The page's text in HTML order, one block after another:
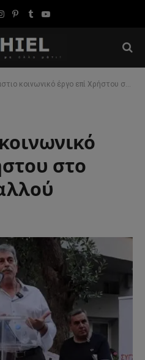
Instagram
Pinterest
TumblrYouTube
κοινωνικό έργο επί Χρήστου στο δήμο Κορυδαλλού
στο